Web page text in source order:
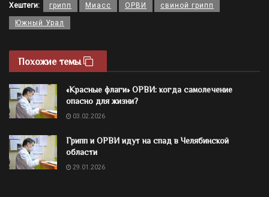
Хештеги: грипп Миасс ОРВИ свиной грипп
Южный Урал
Похожие темы
«Красные флаги» ОРВИ: когда самолечение
опасно для жизни?
03.02.2026
Грипп и ОРВИ идут на спад в Челябинской
области
29.01.2026